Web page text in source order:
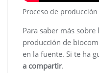
Proceso de
Para saber más
producción de
en la fuente. Si te ha
a compartir.